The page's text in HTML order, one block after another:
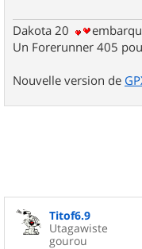
Dakota 20
Un Forerunner 405
Nouvelle version de
Titof6.9
Utagawiste
gourou